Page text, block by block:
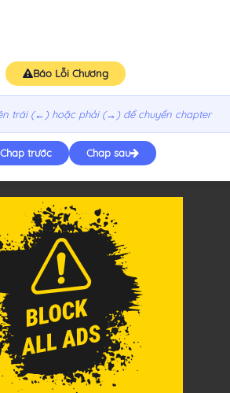
Báo Lỗi Chương
trái (←) hoặc phải (→) để chuyển chapter
Chap trước Chap sau